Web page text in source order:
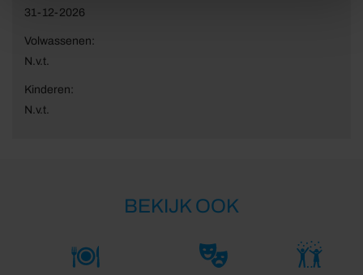
31-12-2026
Volwassenen:
N.v.t.
Kinderen:
N.v.t.
BEKIJK OOK